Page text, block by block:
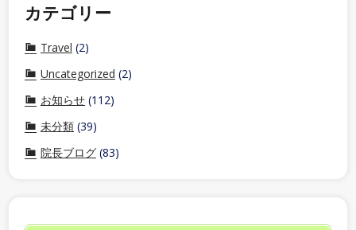
カテゴリー
Travel (2)
Uncategorized (2)
お知らせ (112)
未分類 (39)
院長ブログ (83)